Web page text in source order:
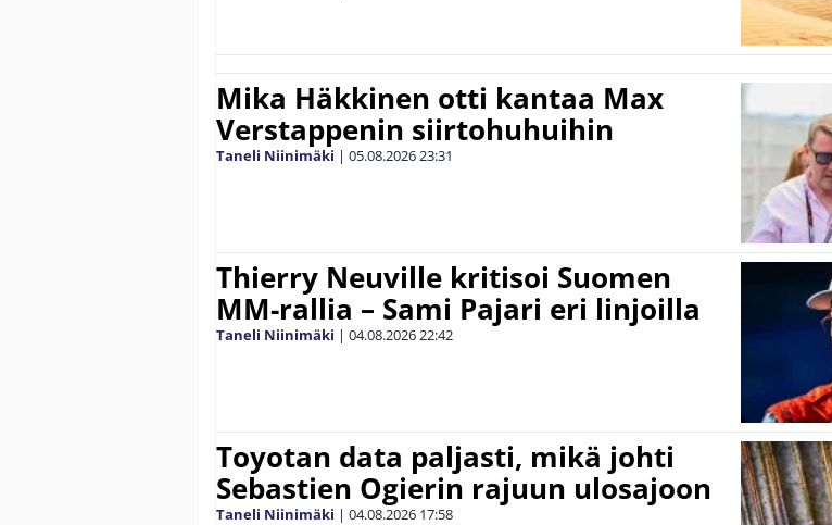
Mika Häkkinen otti kantaa Max
Verstappenin siirtohuhuihin
Taneli Niinimäki | 05.08.202623:31
Thierry Neuville kritisoi Suomen
MM-rallia – Sami Pajari eri linjoilla
Taneli Niinimäki | 04.08.202622:42
Toyotan data paljasti, mikä johti
Sebastien Ogierin rajuun ulosajoon
Taneli Niinimäki | 04.08.2026 17:58